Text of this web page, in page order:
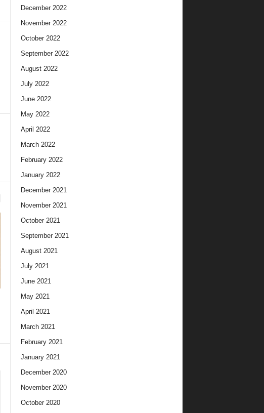
December 2022
November 2022
October 2022
September 2022
August 2022
July 2022
June 2022
May 2022
April 2022
March 2022
February 2022
January 2022
December 2021
November 2021
October 2021
September 2021
August 2021
July 2021
June 2021
May 2021
April 2021
March 2021
February 2021
January 2021
December 2020
November 2020
October 2020